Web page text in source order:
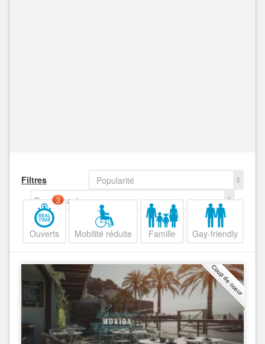
Filtres
Popularité
Decroissant
Ouverts
3
Mobilité réduite Famille Gay-friendly
Coup de coeur